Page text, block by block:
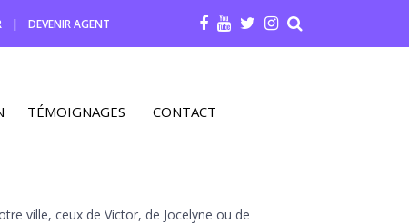
| DEVENIR AGENT
TÉMOIGNAGES CONTACT
ville, ceux de Victor, de Jocelyne ou de